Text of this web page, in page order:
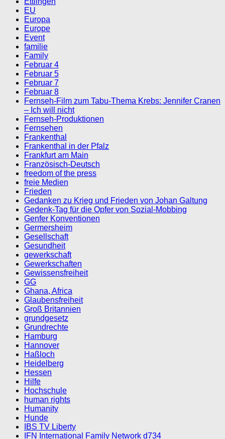
EU
Europa
Europe
Event
familie
Family
Februar 4
Februar 5
Februar 7
Februar 8
Fernseh-Film zum Tabu-Thema Krebs: Jennifer Cranen
– Ich will nicht
Fernseh-Produktionen
Fernsehen
Frankenthal
Frankenthal in der Pfalz
Frankfurt am Main
Französisch-Deutsch
freedom of the press
freie Medien
Frieden
Gedanken zu Krieg und Frieden von Johan Galtung
Gedenk-Tag für die Opfer von Sozial-Mobbing
Genfer Konventionen
Germersheim
Gesellschaft
Gesundheit
gewerkschaft
Gewerkschaften
Gewissensfreiheit
GG
Ghana, Africa
Glaubensfreiheit
Groß Britannien
grundgesetz
Grundrechte
Hamburg
Hannover
Haßloch
Heidelberg
Hessen
Hilfe
Hochschule
human rights
Humanity
Hunde
IBS TV Liberty
IFN International Family Network d734